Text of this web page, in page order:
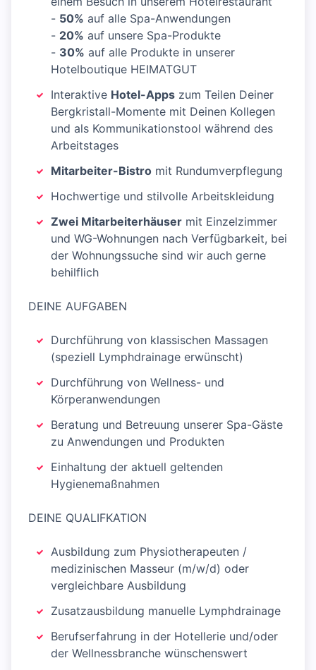
- 50% auf alle Spa-Anwendungen
- 20% auf unsere Spa-Produkte
- 30% auf alle Produkte in unserer
Hotelboutique HEIMATGUT
Interaktive Hotel-Apps zum Teilen Deiner
Bergkristall-Momente mit Deinen Kollegen
und als Kommunikationstool während des
Arbeitstages
Mitarbeiter-Bistro mit Rundumverpflegung
Hochwertige und stilvolle Arbeitskleidung
Zwei Mitarbeiterhäuser mit Einzelzimmer
und WG-Wohnungen nach Verfügbarkeit, bei
der Wohnungssuche sind wir auch gerne
behilflich
DEINE AUFGABEN
Durchführung von klassischen Massagen
(speziell Lymphdrainage erwünscht)
Durchführung von Wellness- und
Körperanwendungen
Beratung und Betreuung unserer Spa-Gäste
zu Anwendungen und Produkten
Einhaltung der aktuell geltenden
Hygienemaßnahmen
DEINE QUALIFKATION
Ausbildung zum Physiotherapeuten /
medizinischen Masseur (m/w/d) oder
vergleichbare Ausbildung
Zusatzausbildung manuelle Lymphdrainage
Berufserfahrung in der Hotellerie und/oder
der Wellnessbranche wünschenswert